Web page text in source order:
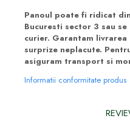
Panoul poate fi ridicat
Bucuresti sector 3 sau
curier. Garantam
surprize neplacute.
asiguram transport si
Informatii conformitate produs